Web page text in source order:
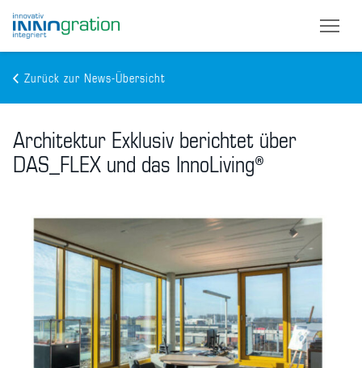
main
content
Zurück zur News-Übersicht
Architektur Exklusiv berichtet über
DAS_FLEX und das InnoLiving®